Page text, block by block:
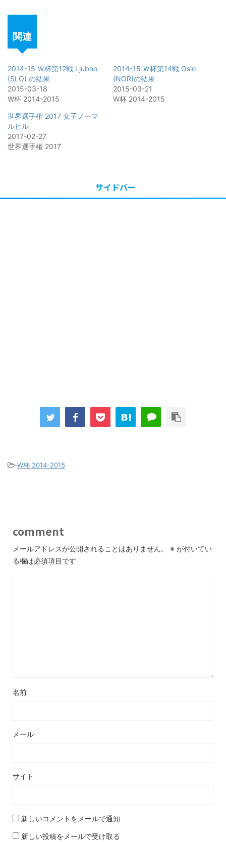
関連
2014-15 Ｗ杯第12戦 Ljubno
(SLO) の結果
2015-03-18
W杯 2014-2015
2014-15 Ｗ杯第14戦 Oslo
(NOR)の結果
2015-03-21
W杯 2014-2015
世界選手権 2017 女子ノーマ
ルヒル
2017-02-27
世界選手権 2017
サイドバー
-W杯 2014-2015
comment
メールアドレスが公開されることはありません。 ※ が付いてい
る欄は必須項目です
名前
メール
サイト
新しいコメントをメールで通知
新しい投稿をメールで受け取る